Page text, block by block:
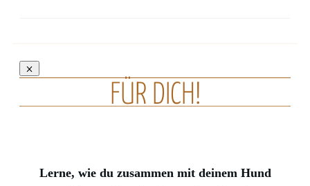
FÜR DICH!
Lerne, wie du zusammen mit deinem Hund